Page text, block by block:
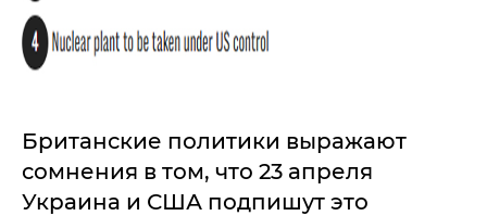
Британские политики выражают
сомнения в том, что 23 апреля
Украина и США подпишут это